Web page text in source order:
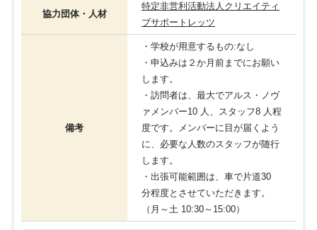
協力団体・人材
特定非営利活動法人クリエイティ
ブサポートレッツ
備考
・学校が用意するもの:なし
・申込みは２か月前までにお願い
します。
・訪問者は、最大でアルス・ノヴ
ァメンバー10 人、スタッフ8 人程
度です。メンバーに目が届くよう
に、必要な人数のスタッフが随行
します。
・出張可能範囲は、車で片道30
分程度とさせていただきます。
（月～土 10:30～15:00）